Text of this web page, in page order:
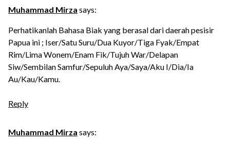
Muhammad Mirza says:
Perhatikanlah Bahasa Biak yang berasal dari daerah pesisir
Papua ini ; Iser/Satu Suru/Dua Kuyor/Tiga Fyak/Empat
Rim/Lima Wonem/Enam Fik/Tujuh War/Delapan
Siw/Sembilan Samfur/Sepuluh Aya/Saya/Aku I/Dia/Ia
Au/Kau/Kamu.
Reply
Muhammad Mirza says: